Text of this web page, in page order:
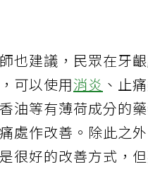
也建議，民眾在牙
可以使用消炎 、止
油等有薄荷成分的
處作改善。除此之
很好的改善方式，